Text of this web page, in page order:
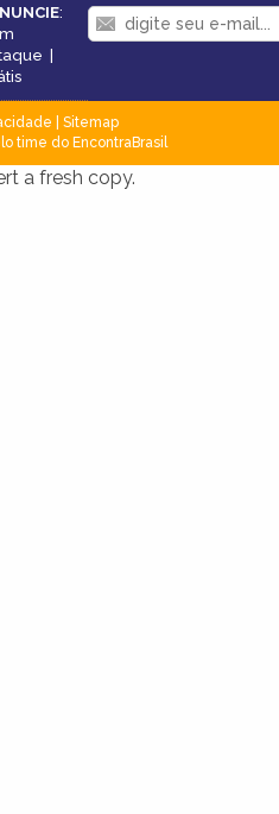
:
Sitemap
time do EncontraBrasil
a fresh copy.